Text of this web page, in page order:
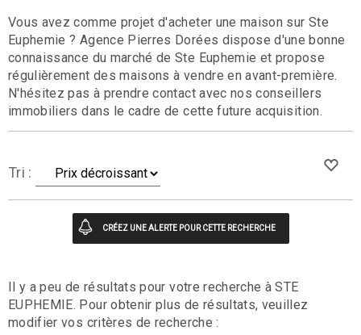
Vous avez comme projet d'acheter une maison sur Ste
Euphemie ? Agence Pierres Dorées dispose d'une bonne
connaissance du marché de Ste Euphemie et propose
régulièrement des maisons à vendre en avant-première.
N'hésitez pas à prendre contact avec nos conseillers
immobiliers dans le cadre de cette future acquisition.
Tri :
Il y a peu de résultats pour votre recherche à STE
EUPHEMIE. Pour obtenir plus de résultats, veuillez
modifier vos critères de recherche :